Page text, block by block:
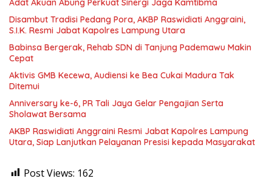
Adat Akuan Abung Perkuat Sinergi Jaga Kamtibma
Disambut Tradisi Pedang Pora, AKBP Raswidiati Anggraini,
S.I.K. Resmi Jabat Kapolres Lampung Utara
Babinsa Bergerak, Rehab SDN di Tanjung Pademawu Makin
Cepat
Aktivis GMB Kecewa, Audiensi ke Bea Cukai Madura Tak
Ditemui
Anniversary ke-6, PR Tali Jaya Gelar Pengajian Serta
Sholawat Bersama
AKBP Raswidiati Anggraini Resmi Jabat Kapolres Lampung
Utara, Siap Lanjutkan Pelayanan Presisi kepada Masyarakat
Post Views: 162